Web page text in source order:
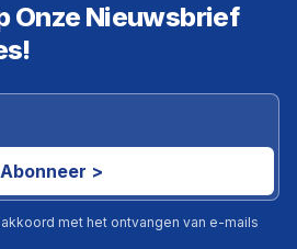
Onze Nieuwsbrief
Abonneer >
met het ontvangen van e-mails